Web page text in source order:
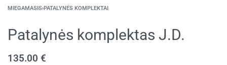
MIEGAMASIS›PATALYNĖS KOMPLEKTAI
Patalynės komplektas J.D.
135.00 €